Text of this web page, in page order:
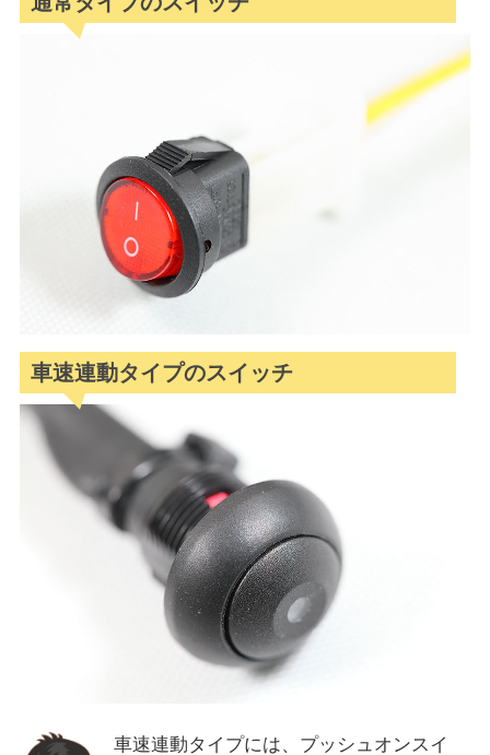
車速連動タイプのスイッチ
車速連動タイプには、プッシュオンスイ